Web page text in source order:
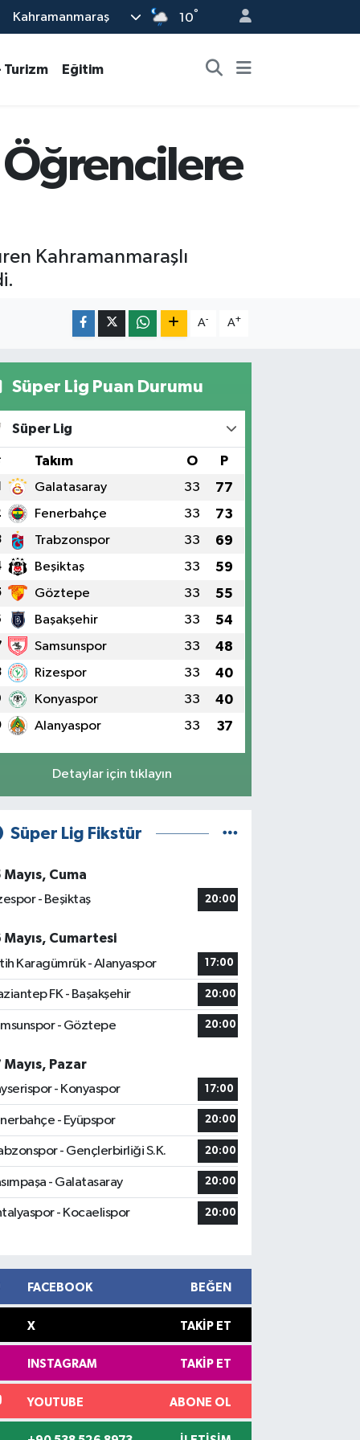
Kahramanmaraş 10°
Turizm Eğitim
Öğrencilere
Kahramanmaraşlı
A- A+
Süper Lig Puan Durumu
Süper Lig
Takım O P
Galatasaray 33 77
Fenerbahçe 33 73
Trabzonspor 33 69
Beşiktaş 33 59
Göztepe 33 55
Başakşehir 33 54
Samsunspor 33 48
Rizespor 33 40
Konyaspor 33 40
Alanyaspor 33 37
Detaylar için tıklayın
Süper Lig Fikstür
Mayıs, Cuma
- Beşiktaş
20:00
Mayıs, Cumartesi
Karagümrük - Alanyaspor
17:00
FK - Başakşehir 20:00
- Göztepe 20:00
Mayıs, Pazar
- Konyaspor
17:00
- Eyüpspor 20:00
- Gençlerbirliği S.K. 20:00
- Galatasaray 20:00
- Kocaelispor 20:00
FACEBOOK BEĞEN
X TAKIP ET
INSTAGRAM TAKIP ET
YOUTUBE ABONE OL